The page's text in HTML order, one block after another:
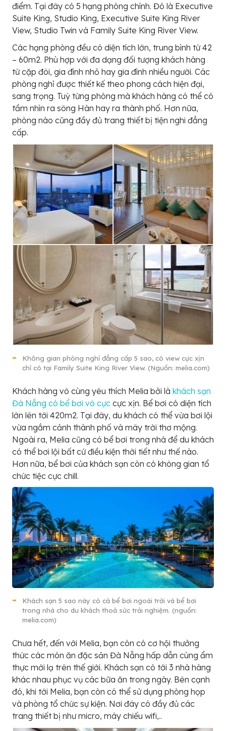
điểm. Tại đây có 5 hạng phòng chính. Đó là Executive
Suite King, Studio King, Executive Suite King River
View, Studio Twin và Family Suite King River View.
Các hạng phòng đều có diện tích lớn, trung bình từ 42
– 60m2. Phù hợp với đa dạng đối tượng khách hàng
từ cặp đôi, gia đình nhỏ hay gia đình nhiều người. Các
phòng nghỉ được thiết kế theo phong cách hiện đại,
sang trọng. Tuỳ từng phòng mà khách hàng có thể có
tầm nhìn ra sông Hàn hay ra thành phố. Hơn nữa,
phòng nào cũng đầy đủ trang thiết bị tiện nghi đẳng
cấp.
Không gian phòng nghỉ đẳng cấp 5 sao, có view cực xịn
chỉ có tại Family Suite King River View. (Nguồn: melia.com)
Khách hàng vô cùng yêu thích Melia bởi là khách sạn
Đà Nẵng có bể bơi vô cực cực xịn. Bể bơi có diện tích
lớn lên tới 420m2. Tại đây, du khách có thể vừa bơi lội
vừa ngắm cảnh thành phố và mây trời thơ mộng.
Ngoài ra, Melia cũng có bể bơi trong nhà để du khách
có thể bơi lội bất cứ điều kiện thời tiết như thế nào.
Hơn nữa, bể bơi của khách sạn còn có không gian tổ
chức tiệc cực chill.
Khách sạn 5 sao này có cả bể bơi ngoài trời và bể bơi
trong nhà cho du khách thoả sức trải nghiệm. (nguồn:
melia.com)
Chưa hết, đến với Melia, bạn còn có cơ hội thưởng
thức các món ăn đặc sản Đà Nẵng hấp dẫn cùng ẩm
thực mới lạ trên thế giới. Khách sạn có tới 3 nhà hàng
khác nhau phục vụ các bữa ăn trong ngày. Bên cạnh
đó, khi tới Melia, bạn còn có thể sử dụng phòng họp
và phòng tổ chức sự kiện. Nơi đây có đầy đủ các
trang thiết bị như micro, máy chiếu wifi,..